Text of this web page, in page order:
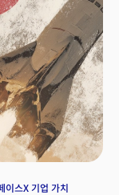
이스X 기업 가치